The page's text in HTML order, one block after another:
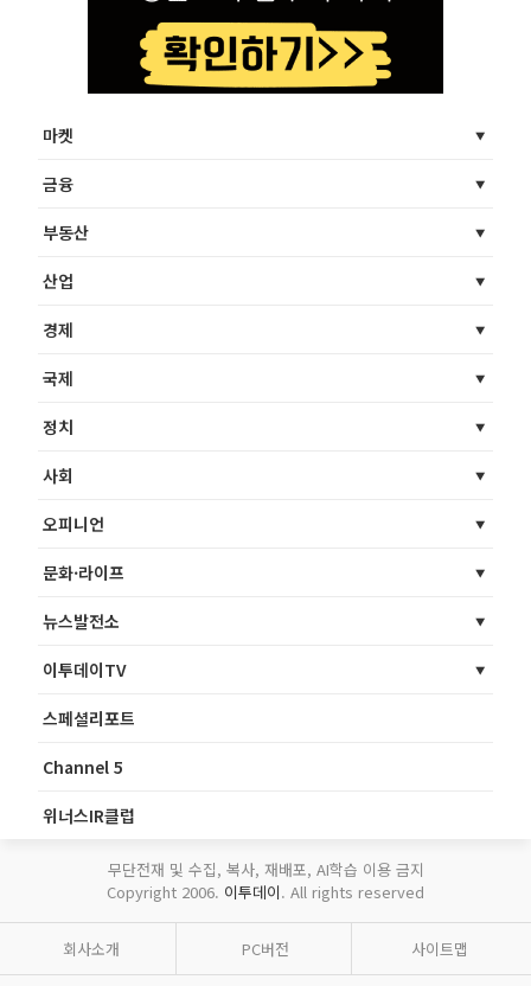
마켓
금융
부동산
산업
경제
국제
정치
사회
오피니언
문화·라이프
뉴스발전소
이투데이TV
스페셜리포트
Channel 5
위너스IR클럽
무단전재 및 수집, 복사, 재배포, AI학습 이용 금지
Copyright 2006. 이투데이. All rights reserved
회사소개 PC버전 사이트맵